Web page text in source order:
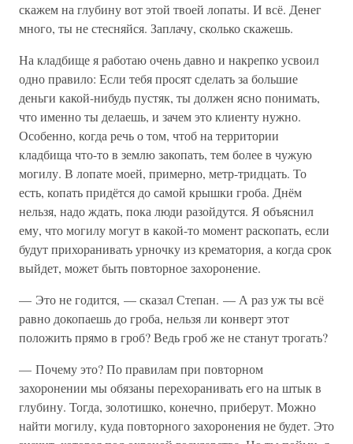
скажем на глубину вот этой твоей лопаты. И всё. Денег
много, ты не стесняйся. Заплачу, сколько скажешь.
На кладбище я работаю очень давно и накрепко усвоил
одно правило: Если тебя просят сделать за большие
деньги какой-нибудь пустяк, ты должен ясно понимать,
что именно ты делаешь, и зачем это клиенту нужно.
Особенно, когда речь о том, чтоб на территории
кладбища что-то в землю закопать, тем более в чужую
могилу. В лопате моей, примерно, метр-тридцать. То
есть, копать придётся до самой крышки гроба. Днём
нельзя, надо ждать, пока люди разойдутся. Я объяснил
ему, что могилу могут в какой-то момент раскопать, если
будут прихоранивать урночку из крематория, а когда срок
выйдет, может быть повторное захоронение.
— Это не годится, — сказал Степан. — А раз уж ты всё
равно докопаешь до гроба, нельзя ли конверт этот
положить прямо в гроб? Ведь гроб же не станут трогать?
— Почему это? По правилам при повторном
захоронении мы обязаны перехоранивать его на штык в
глубину. Тогда, золотишко, конечно, приберут. Можно
найти могилу, куда повторного захоронения не будет. Это